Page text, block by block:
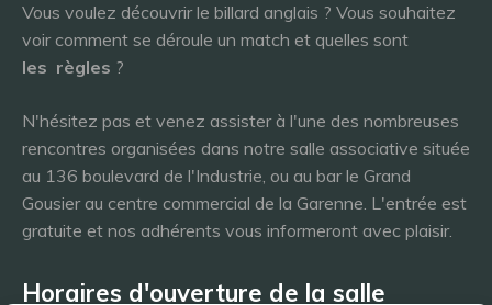
Vous voulez découvrir le billard anglais ? Vous souhaitez
voir comment se déroule un match et quelles sont
les règles ?
N'hésitez pas et venez assister à l'une des nombreuses
rencontres organisées dans notre salle associative située
au 136 boulevard de l'Industrie, ou au bar le Grand
Gousier au centre commercial de la Garenne. L'entrée est
gratuite et nos adhérents vous informeront avec plaisir.
Horaires d'ouverture de la salle